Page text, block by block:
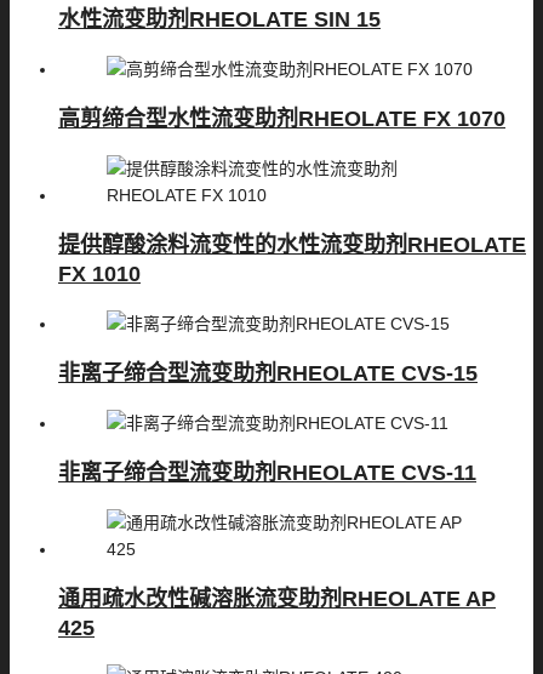
水性流变助剂RHEOLATE SIN 15
高剪缔合型水性流变助剂RHEOLATE FX 1070
提供醇酸涂料流变性的水性流变助剂RHEOLATE
FX 1010
非离子缔合型流变助剂RHEOLATE CVS-15
非离子缔合型流变助剂RHEOLATE CVS-11
通用疏水改性碱溶胀流变助剂RHEOLATE AP
425